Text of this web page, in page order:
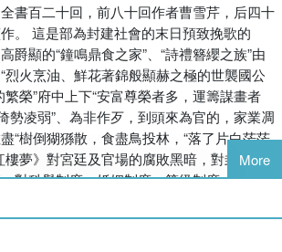
書百二十回，前八十回作者曹雪芹，后四十
。 這是部為封建社會的末日預致挽歌的
爵顯的“鐘鳴鼎食之家”、“詩禮簪纓之族”由
烈火烹油、鮮花著錦般顯赫之極的世襲國公
榮”府中上下“安富尊榮者多，運籌謀畫者
勢凌弱”、為非作歹，到頭來為官的，家業凋
“樹倒猢猻散，食盡鳥投林，“落了片白茫茫
樓夢》對宮廷及官場的腐敗黑暗，對封建貴
對科舉制度、婚姻制度、等級制度、奴婢制
大膽的揭露與辛辣的批判，并對封建禮教的
贊揚，因此為封建統治者所不容，遭到清廷
令絲毫未能影響《紅樓夢》的光輝，也未
More